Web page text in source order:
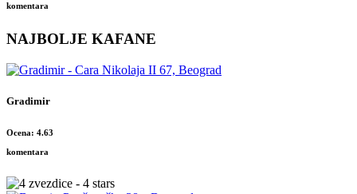
komentara
NAJBOLJE KAFANE
Gradimir
Ocena: 4.63
komentara